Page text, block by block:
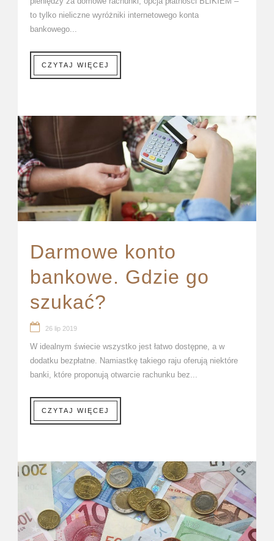
to tylko nieliczne wyróżniki internetowego konta
bankowego...
CZYTAJ WIĘCEJ
Darmowe konto
bankowe. Gdzie go
szukać?
26 lip 2019
W idealnym świecie wszystko jest łatwo dostępne, a w
dodatku bezpłatne. Namiastkę takiego raju oferują niektóre
banki, które proponują otwarcie rachunku bez...
CZYTAJ WIĘCEJ